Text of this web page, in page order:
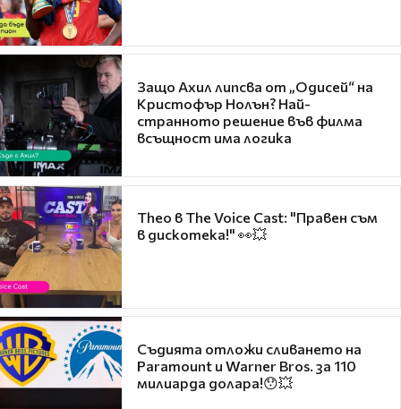
Защо Ахил липсва от „Одисей“ на
Кристофър Нолън? Най-
странното решение във филма
всъщност има логика
Theo в The Voice Cast: "Правен съм
в дискотека!" 👀💥
Съдията отложи сливането на
Paramount и Warner Bros. за 110
милиарда долара!😯💥